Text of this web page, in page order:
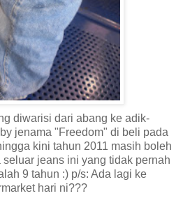
diwarisi dari abang ke adik-
jenama "Freedom" di beli pada
kini tahun 2011 masih boleh
jeans ini yang tidak pernah
9 tahun :) p/s: Ada lagi ke
hari ni???